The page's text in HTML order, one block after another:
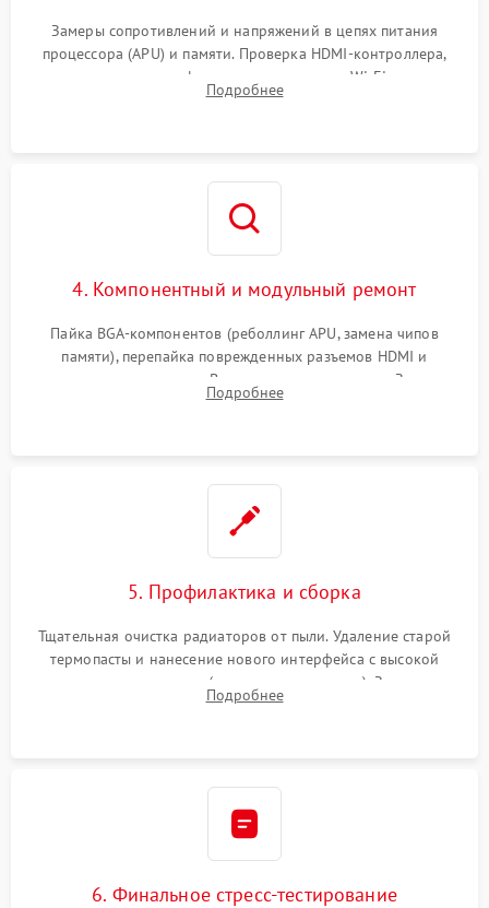
Замеры сопротивлений и напряжений в цепях питания
процессора (APU) и памяти. Проверка HDMI-контроллера,
микросхем флеш-памяти и модуля Wi-Fi
Подробнее
4. Компонентный и модульный ремонт
Пайка BGA-компонентов (реболлинг APU, замена чипов
памяти), перепайка поврежденных разъемов HDMI и
контроллеров питания. Восстановление дорожек. Замена
неисправного жесткого диска, SSD или лазерной головки
Подробнее
5. Профилактика и сборка
Тщательная очистка радиаторов от пыли. Удаление старой
термопасты и нанесение нового интерфейса с высокой
теплопроводностью (или жидкого металла). Замена
термопрокладок. Аккуратная сборка консоли и подключение
Подробнее
6. Финальное стресс-тестирование